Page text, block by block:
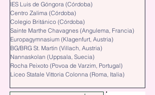
IES Luis de Góngora (Córdoba)
Centro Zalima (Córdoba)
Colegio Británico (Córdoba)
Sainte Marthe Chavagnes (Angulema, Francia)
Europagymnasium (Klagenfurt, Austria)
BG/BRG St. Martin (Villach, Austria)
Nannaskolan (Uppsala, Suecia)
Rocha Peixoto (Povoa de Varzim, Portugal)
Liceo Statale Vittoria Colonna (Roma, Italia)